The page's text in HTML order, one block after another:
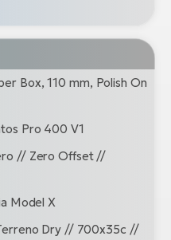
Box, 110 mm, Polish On
Pro 400 V1
// Zero Offset //
Model X
Dry // 700x35c //